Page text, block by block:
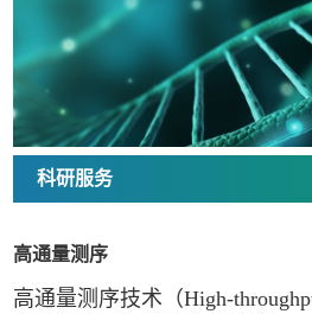
科研服务
高通量测序
高通量测序技术（High-